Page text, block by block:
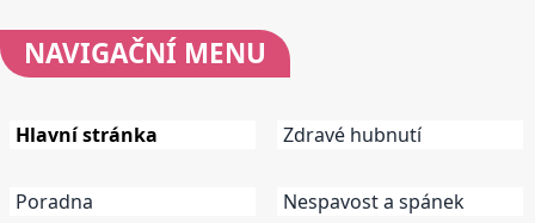
NAVIGAČNÍ MENU
Hlavní stránka
Poradna
Zdravé hubnutí
Nespavost a spánek